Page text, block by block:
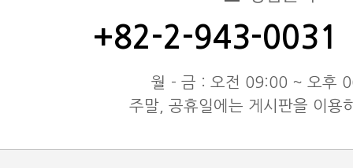
동해물과 백두산이 마르고
동해물과 백두산이 마르고
동해물과 백두산이 마르고
+82-2-943-0031
월 - 금 : 오전 09:00 ~ 오후
주말, 공휴일에는 게시판을 이용